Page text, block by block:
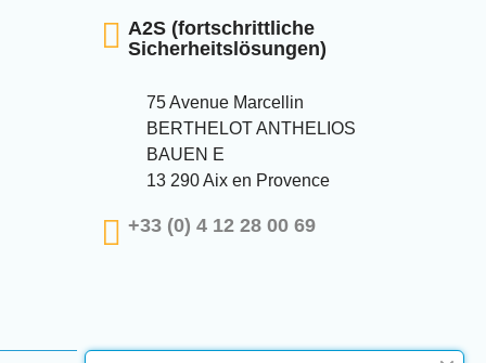
A2S (fortschrittliche
Sicherheitslösungen)
75 Avenue Marcellin
BERTHELOT ANTHELIOS
BAUEN E
13 290 Aix en Provence
+33 (0) 4 12 28 00 69